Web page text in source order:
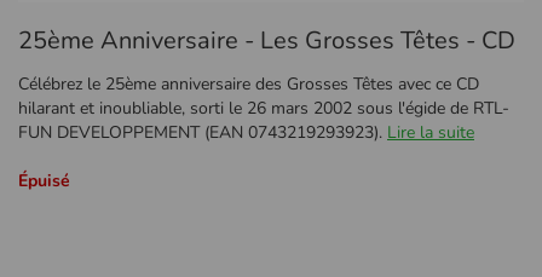
au
de
la
Galerie
25ème Anniversaire - Les Grosses Têtes - CD
Célébrez le 25ème anniversaire des Grosses Têtes avec ce CD
hilarant et inoubliable, sorti le 26 mars 2002 sous l'égide de RTL-
FUN DEVELOPPEMENT (EAN 0743219293923). Lire la suite
Épuisé